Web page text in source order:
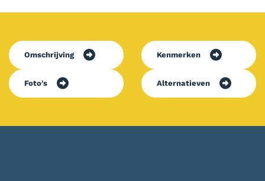
Omschrijving Kenmerken
Foto's Alternatieven